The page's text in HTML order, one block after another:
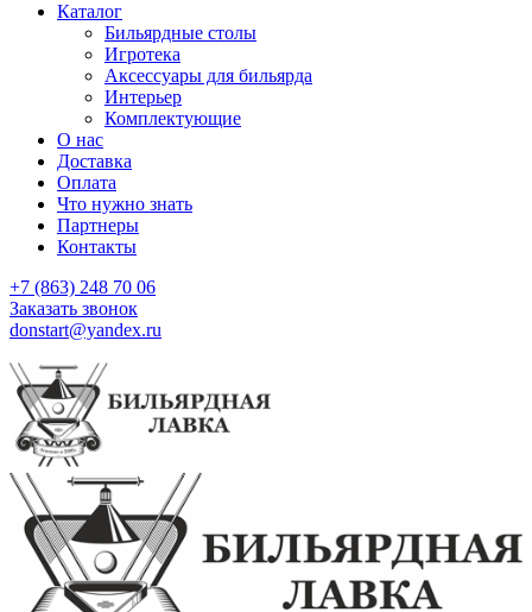
Каталог
Бильярдные столы
Игротека
Аксессуары для бильярда
Интерьер
Комплектующие
О нас
Доставка
Оплата
Что нужно знать
Партнеры
Контакты
+7 (863) 248 70 06
Заказать звонок
donstart@yandex.ru